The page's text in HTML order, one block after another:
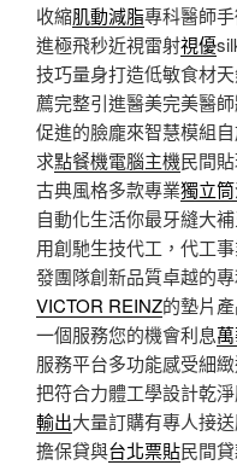
收縮肌動減脂專科醫師
進極飛秒近視雷射視優
技巧量身打造低敏食材
薦完整引進醫美完美醫
促進的臉龐來智慧模組
求點餐機電腦主機民間
古典風格多款專業獨立
自動化生活你最牙縫大
用創馳生技代工，代工
發團隊創新品質卓越的
VICTOR REINZ的墊片
一個服務您的機會利息
服務平台多功能感受細
把符合力體工學設計乾
輸出大量訂購有專人接
擔保貸與台北票貼民間